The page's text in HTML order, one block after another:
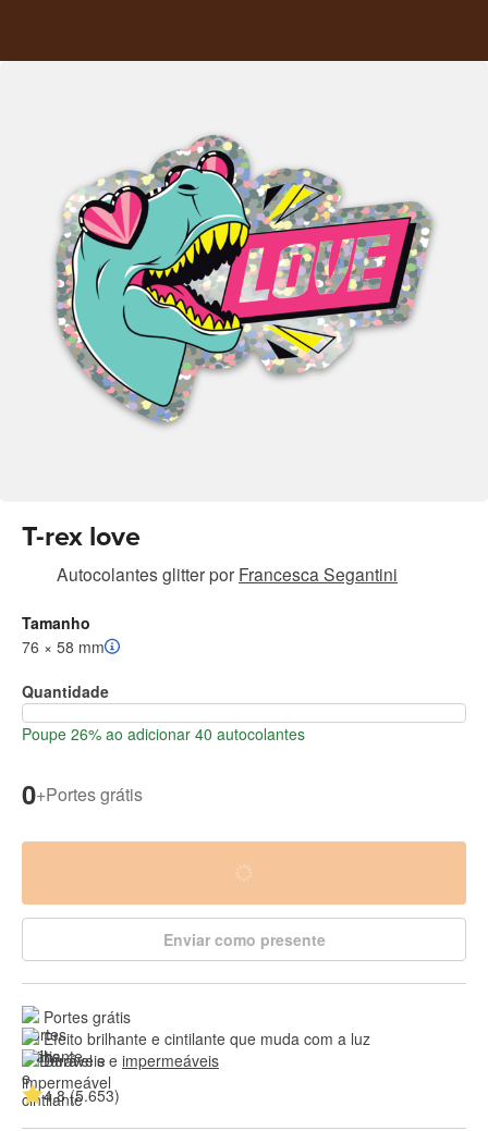
T-rex love
Autocolantes glitterpor Francesca Segantini
Tamanho
76 × 58 mm
Quantidade
Poupe 26% ao adicionar 40 autocolantes
0+Portes grátis
Enviar como presente
Portes grátis
Efeito brilhante e cintilante que muda com a luz
Duráveis e impermeáveis
4.8 (5.653)